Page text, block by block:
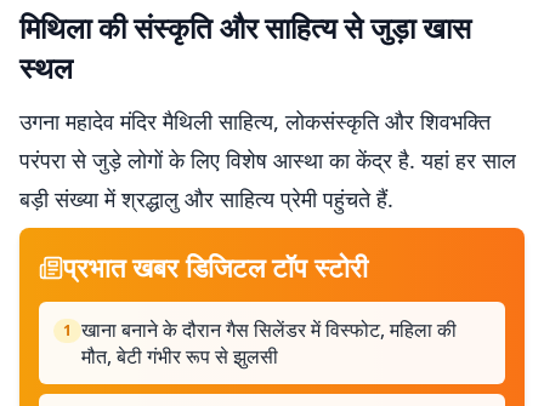
मिथिला की संस्कृति और साहित्य से जुड़ा खास
स्थल
उगना महादेव मंदिर मैथिली साहित्य, लोकसंस्कृति और शिवभक्ति
परंपरा से जुड़े लोगों के लिए विशेष आस्था का केंद्र है. यहां हर साल
बड़ी संख्या में श्रद्धालु और साहित्य प्रेमी पहुंचते हैं.
प्रभात खबर डिजिटल टॉप स्टोरी
1 खाना बनाने के दौरान गैस सिलेंडर में विस्फोट, महिला की
मौत, बेटी गंभीर रूप से झुलसी